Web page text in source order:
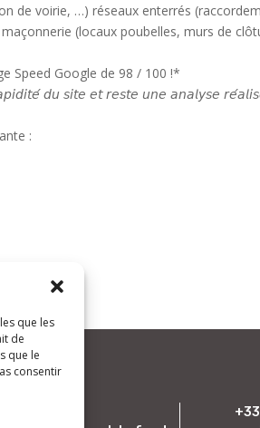
que les
de
que le
consentir
de voirie, …) réseaux enterrés
(locaux poubelles, murs de
Speed Google de 98 / 100 !*
𝘥𝘶 𝘴𝘪𝘵𝘦 𝘦𝘵 𝘳𝘦𝘴𝘵𝘦 𝘶𝘯𝘦 𝘢𝘯𝘢𝘭𝘺𝘴𝘦
: